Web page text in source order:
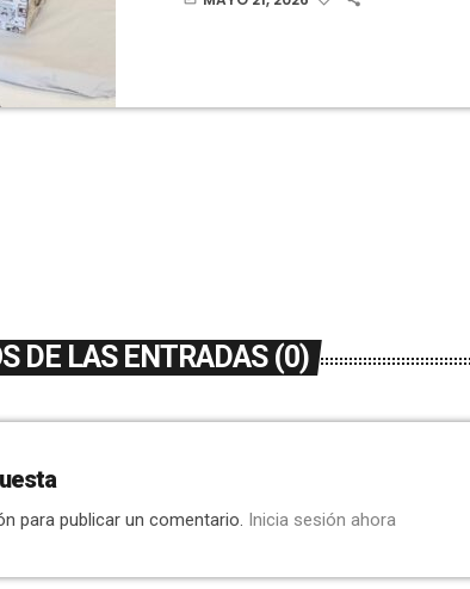
productos agrícolas o alimentarios.
DE LAS ENTRADAS (0)
para publicar un comentario. Inicia sesión ahora